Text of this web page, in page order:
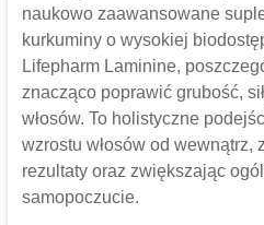
naukowo zaawansowane
kurkuminy o wysokiej
Lifepharm Laminine,
znacząco poprawić grubość,
włosów. To holistyczne
wzrostu włosów od wewnątrz,
rezultaty oraz zwiększając
samopoczucie.